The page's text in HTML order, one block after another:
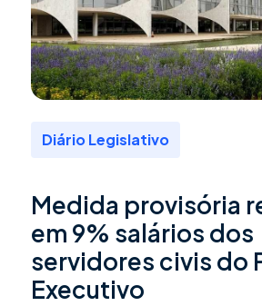
Diário Legislativo
Medida provisória
em 9% salários dos
servidores civis do
Executivo